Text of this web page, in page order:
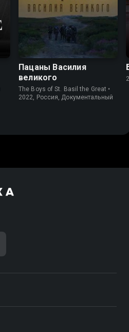
Пацаны Василия
великого
The Boys of St. Basil the Great •
2022, Россия, Документальный